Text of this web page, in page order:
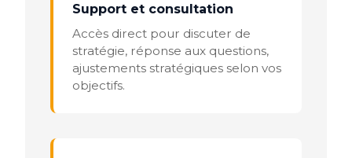
Support et consultation
Accès direct pour discuter de
stratégie, réponse aux questions,
ajustements stratégiques selon vos
objectifs.